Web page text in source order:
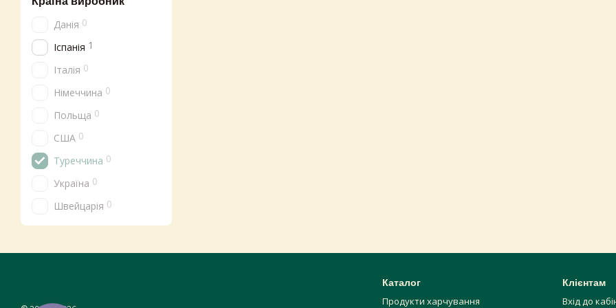
Данія 0
Іспанія 1
Італія 0
Німеччина 0
Польща 0
США 0
Туреччина 0
Україна 0
Швейцарія 0
Каталог
Продукти харчування
Клієнтам
Вхід до